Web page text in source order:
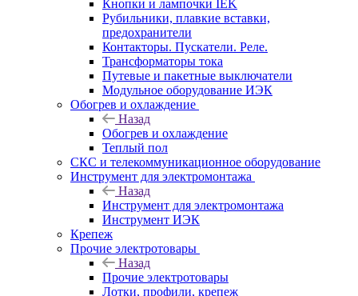
Кнопки и лампочки IEK
Рубильники, плавкие вставки,
предохранители
Контакторы. Пускатели. Реле.
Трансформаторы тока
Путевые и пакетные выключатели
Модульное оборудование ИЭК
Обогрев и охлаждение
Назад
Обогрев и охлаждение
Теплый пол
СКС и телекоммуникационное оборудование
Инструмент для электромонтажа
Назад
Инструмент для электромонтажа
Инструмент ИЭК
Крепеж
Прочие электротовары
Назад
Прочие электротовары
Лотки, профили, крепеж